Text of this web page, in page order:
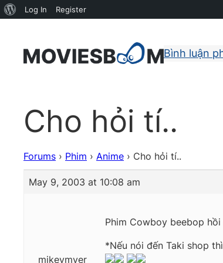
Bình luận
Cho hỏi tí..
Forums › Phim › Anime › Cho hỏi tí..
May 9, 2003 at 10:08 am
mikeymyer
Phim Cowboy beebop
*Nếu nói đến Taki shop
About
Log In Register